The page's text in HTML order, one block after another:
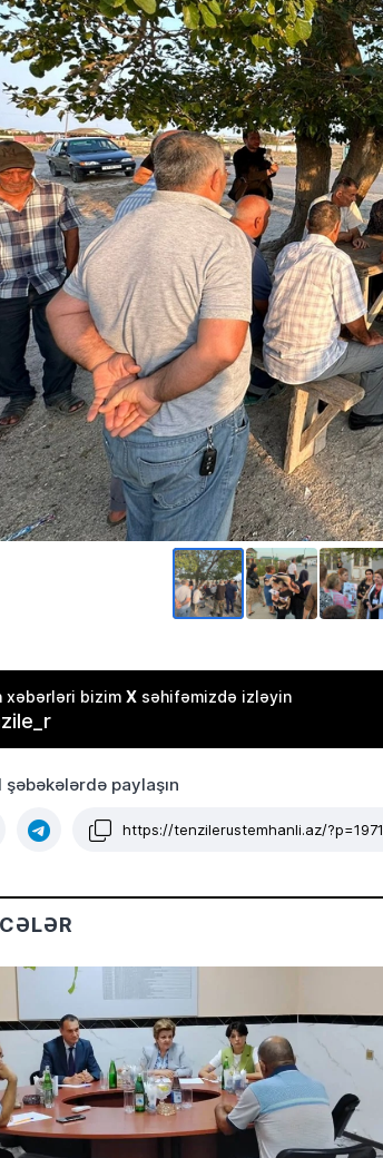
xəbərləri bizim X səhifəmizdə izləyin
paylaşın
https://tenzilerustemhanli.az/?p=1971